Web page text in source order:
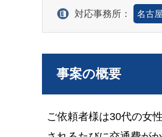
対応事務所： 名古
事案の概要
ご依頼者様は30代の女